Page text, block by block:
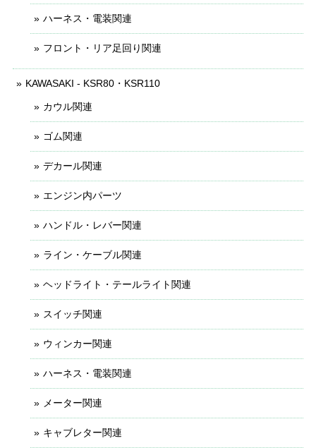
ハーネス・電装関連
フロント・リア足回り関連
KAWASAKI - KSR80・KSR110
カウル関連
ゴム関連
デカール関連
エンジン内パーツ
ハンドル・レバー関連
ライン・ケーブル関連
ヘッドライト・テールライト関連
スイッチ関連
ウィンカー関連
ハーネス・電装関連
メーター関連
キャブレター関連